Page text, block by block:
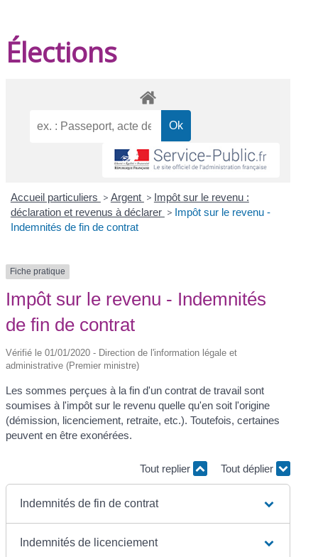
Élections
Accueil particuliers > Argent > Impôt sur le revenu :
déclaration et revenus à déclarer > Impôt sur le revenu -
Indemnités de fin de contrat
Fiche pratique
Impôt sur le revenu - Indemnités
de fin de contrat
Vérifié le 01/01/2020 - Direction de l'information légale et
administrative (Premier ministre)
Les sommes perçues à la fin d'un contrat de travail sont
soumises à l'impôt sur le revenu quelle qu'en soit l'origine
(démission, licenciement, retraite, etc.). Toutefois, certaines
peuvent en être exonérées.
Tout replier Tout déplier
Indemnités de fin de contrat
Indemnités de licenciement